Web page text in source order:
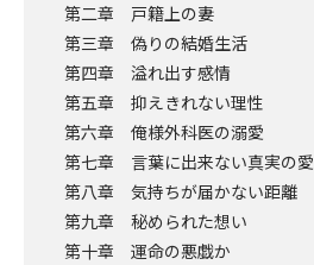
第二章 戸籍上の妻
第三章 偽りの結婚生活
第四章 溢れ出す感情
第五章 抑えきれない理性
第六章 俺様外科医の溺愛
第七章 言葉に出来ない真実の愛
第八章 気持ちが届かない距離
第九章 秘められた想い
第十章 運命の悪戯か